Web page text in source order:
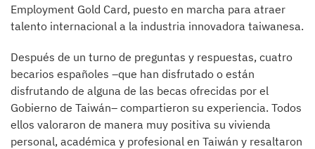
Employment Gold Card, puesto en marcha para atraer
talento internacional a la industria innovadora taiwanesa.
Después de un turno de preguntas y respuestas, cuatro
becarios españoles –que han disfrutado o están
disfrutando de alguna de las becas ofrecidas por el
Gobierno de Taiwán– compartieron su experiencia. Todos
ellos valoraron de manera muy positiva su vivienda
personal, académica y profesional en Taiwán y resaltaron